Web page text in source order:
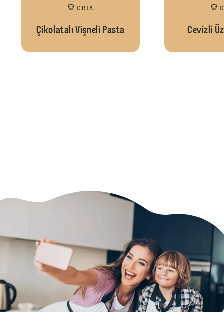
ORTA
Çikolatalı Vişneli Pasta Cevizli